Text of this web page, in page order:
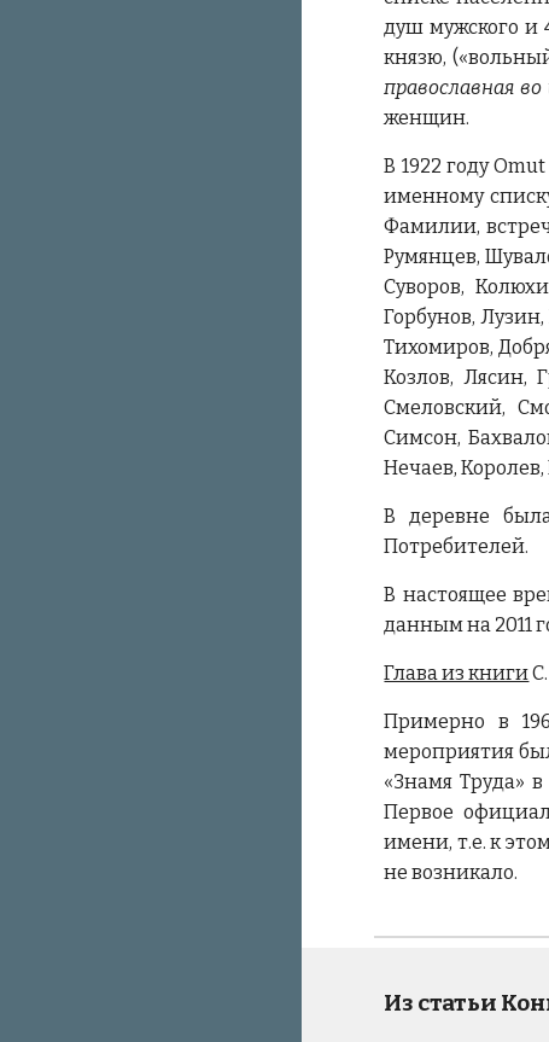
душ мужского и
князю,
православная
женщин.
В 1922 году
именному
Фамилии,
Румянцев,
Суворов,
Горбунов,
Тихомиров,
Козлов, Лясин,
Смеловский,
Симсон,
Нечаев,
В деревне
Потребителей.
В настоящее
данным на 2011
Глава из книги
Примерно в
мероприятия
«Знамя Труда»
Первое
имени, т.е. к
не возникало.
Из статьи